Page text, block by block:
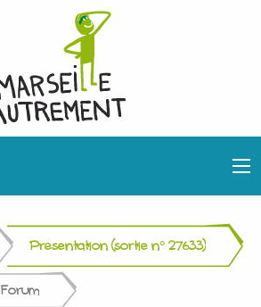
Présentation (sortie n° 27633)
Forum